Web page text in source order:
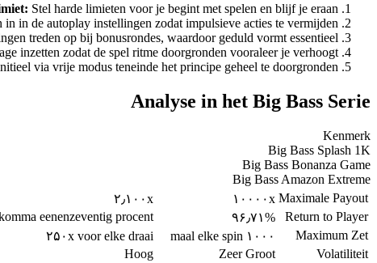
Stel harde limieten voor je begint met spelen en blijf je eraan
in in de autoplay instellingen zodat impulsieve acties te vermijden
treden op bij bonusrondes, waardoor geduld vormt essentieel
inzetten zodat de spel ritme doorgronden vooraleer je verhoogt
via vrije modus teneinde het principe geheel te doorgronden
Analyse in het Big Bass Serie
Kenmerk
Big Bass Splash 1K
Big Bass Bonanza Game
Big Bass Amazon Extreme
Maximale Payout ۱۰۰۰۰x ۲٫۱۰۰x
Return to Player
۹۶٫۷۱% eenenzeventig procent
Maximum Zet
۱۰۰۰ maal elke spin ۲۵۰x voor elke draai
Volatiliteit
Zeer Groot
Hoog